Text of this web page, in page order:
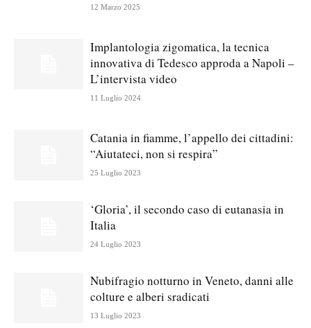
12 Marzo 2025
Implantologia zigomatica, la tecnica
innovativa di Tedesco approda a Napoli –
L’intervista video
11 Luglio 2024
Catania in fiamme, l’appello dei cittadini:
“Aiutateci, non si respira”
25 Luglio 2023
‘Gloria’, il secondo caso di eutanasia in
Italia
24 Luglio 2023
Nubifragio notturno in Veneto, danni alle
colture e alberi sradicati
13 Luglio 2023